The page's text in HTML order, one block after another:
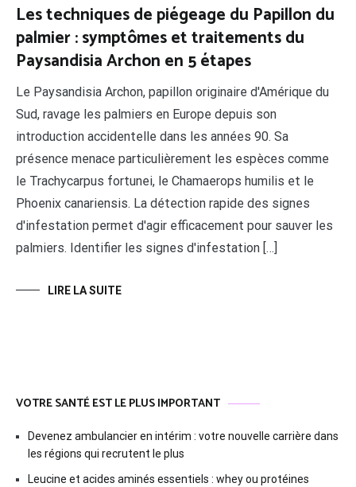
Les techniques de piégeage du Papillon du
palmier : symptômes et traitements du
Paysandisia Archon en 5 étapes
Le Paysandisia Archon, papillon originaire d'Amérique du
Sud, ravage les palmiers en Europe depuis son
introduction accidentelle dans les années 90. Sa
présence menace particulièrement les espèces comme
le Trachycarpus fortunei, le Chamaerops humilis et le
Phoenix canariensis. La détection rapide des signes
d'infestation permet d'agir efficacement pour sauver les
palmiers. Identifier les signes d'infestation […]
LIRE LA SUITE
VOTRE SANTÉ EST LE PLUS IMPORTANT
Devenez ambulancier en intérim : votre nouvelle carrière dans
les régions qui recrutent le plus
Leucine et acides aminés essentiels : whey ou protéines